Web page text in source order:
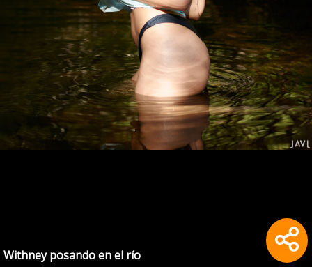
Withney posando en el río